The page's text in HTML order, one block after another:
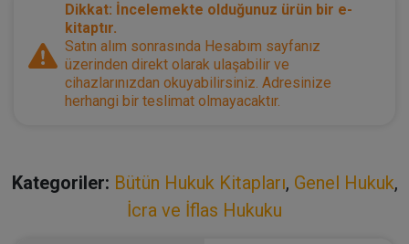
Dikkat: İncelemekte olduğunuz ürün bir e-
kitaptır.
Satın alım sonrasında Hesabım sayfanız
üzerinden direkt olarak ulaşabilir ve
cihazlarınızdan okuyabilirsiniz. Adresinize
herhangi bir teslimat olmayacaktır.
Kategoriler: Bütün Hukuk Kitapları, Genel Hukuk,
İcra ve İflas Hukuku